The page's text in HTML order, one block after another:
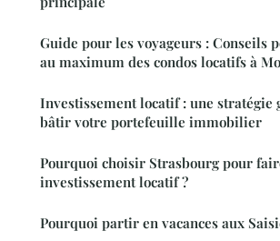
Guide pour les voyageurs : Conseils
au maximum des condos locatifs à
Investissement locatif : une stratégie
bâtir votre portefeuille immobilier
Pourquoi choisir Strasbourg pour
investissement locatif ?
Pourquoi partir en vacances aux